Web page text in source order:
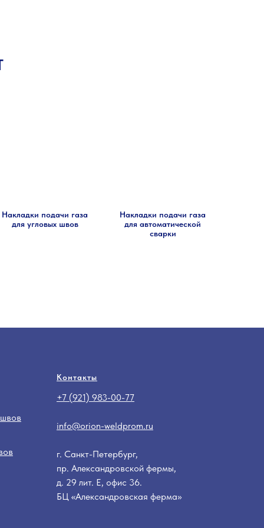
Накладки подачи газа
для угловых швов
Накладки подачи газа
для автоматической
сварки
Контакты
+7 (921) 983-00-77
info@orion-weldprom.ru
г. Санкт-Петербург,
пр. Александровской фермы,
д. 29 лит. Е, офис 36.
БЦ «Александровская ферма»